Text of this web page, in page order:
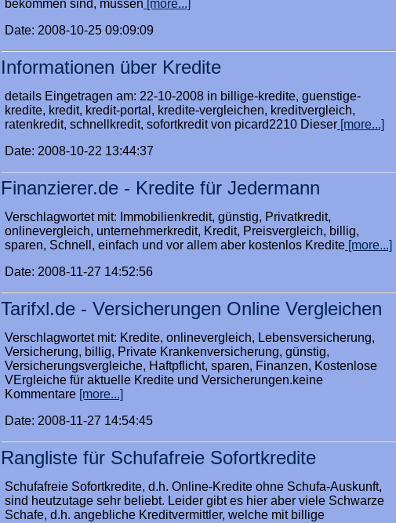
bekommen sind, müssen [more...]
Date: 2008-10-25 09:09:09
Informationen über Kredite
details Eingetragen am: 22-10-2008 in billige-kredite, guenstige-
kredite, kredit, kredit-portal, kredite-vergleichen, kreditvergleich,
ratenkredit, schnellkredit, sofortkredit von picard2210 Dieser [more...]
Date: 2008-10-22 13:44:37
Finanzierer.de - Kredite für Jedermann
Verschlagwortet mit: Immobilienkredit, günstig, Privatkredit,
onlinevergleich, unternehmerkredit, Kredit, Preisvergleich, billig,
sparen, Schnell, einfach und vor allem aber kostenlos Kredite [more...]
Date: 2008-11-27 14:52:56
Tarifxl.de - Versicherungen Online Vergleichen
Verschlagwortet mit: Kredite, onlinevergleich, Lebensversicherung,
Versicherung, billig, Private Krankenversicherung, günstig,
Versicherungsvergleiche, Haftpflicht, sparen, Finanzen, Kostenlose
VErgleiche für aktuelle Kredite und Versicherungen.keine
Kommentare [more...]
Date: 2008-11-27 14:54:45
Rangliste für Schufafreie Sofortkredite
Schufafreie Sofortkredite, d.h. Online-Kredite ohne Schufa-Auskunft,
sind heutzutage sehr beliebt. Leider gibt es hier aber viele Schwarze
Schafe, d.h. angebliche Kreditvermittler, welche mit billige